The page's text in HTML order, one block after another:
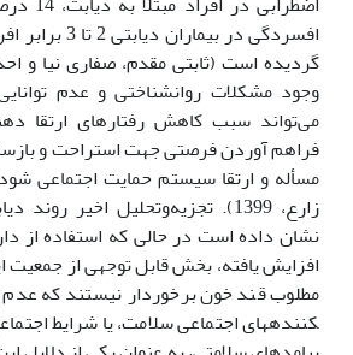
افسردگی در
وجود مشکلات روانشناختی و عدم
می‌تواند سبب کاهش رفتارهای ارتقا
فراهم آوردن فرصتی جهت استراحت و
مسأله و ارتقا سیستم حمایت اجتماعی
زارع، 1399). تجزیه‌و‌تحلیل اخیر
نشان داده است در حالی که استفاده از
افزایش یافته، بخش قابل توجهی از جمعیت
مطلوب قند خون برخوردار نیستند که
کننده­های اجتماعی سلامت، یا شرایط